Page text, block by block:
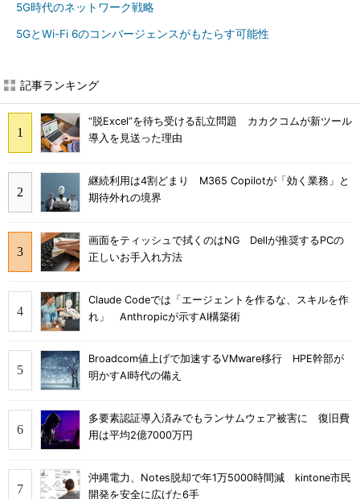
5G時代のネットワーク戦略
5GとWi-Fi 6のコンバージェンスがもたらす可能性
記事ランキング
“脱Excel”を待ち受ける乱立問題 カカクコムが新ツール
導入を見送った理由
継続利用は4割どまり M365 Copilotが「効く業務」と
期待外れの境界
画面をティッシュで拭くのはNG Dellが推奨するPCの
正しいお手入れ方法
Claude Codeでは「エージェントを作るな、スキルを作
れ」 Anthropicが示すAI構築術
Broadcom値上げで加速するVMware移行 HPE幹部が
明かすAI時代の備え
多要素認証導入済みでもランサムウェア被害に 復旧費
用は平均2億7000万円
沖縄電力、Notes脱却で年1万5000時間減 kintone市民
開発を安全に広げた6手